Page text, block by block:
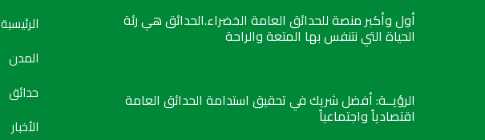
أول وأكبر منصة للحدائق العامة الخضراء.الحدائق هي رئة
الحياة التي نتنفس بها المتعة والراحة
الرؤيــة: أفضل شريك في تحقيق استدامة الحدائق العامة
اقتصادياً واجتماعياً
الرئيسية
المدن
حدائق
الأخبار